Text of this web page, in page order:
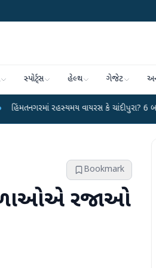
સ્પોર્ટ્સ હેલ્થ ગેજેટ
વાયરસ કે ચાંદીપુરા? 6 બાળકોના મોતથી
Bookmark
શાળાઓએ રજાઓ